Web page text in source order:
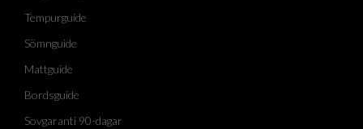
Tempurguide
Sömnguide
Mattguide
Bordsguide
Sovgaranti 90-dagar